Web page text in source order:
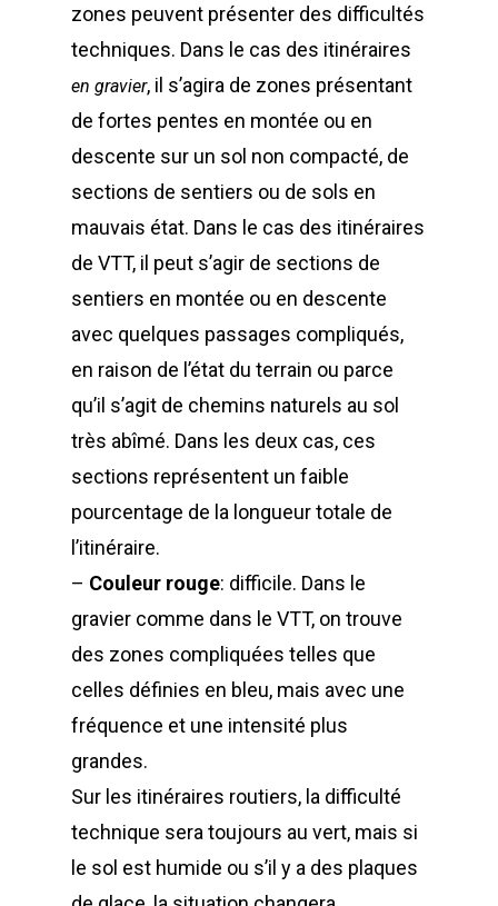
zones peuvent présenter des difficultés
techniques. Dans le cas des itinéraires
en gravier, il s’agira de zones présentant
de fortes pentes en montée ou en
descente sur un sol non compacté, de
sections de sentiers ou de sols en
mauvais état. Dans le cas des itinéraires
de VTT, il peut s’agir de sections de
sentiers en montée ou en descente
avec quelques passages compliqués,
en raison de l’état du terrain ou parce
qu’il s’agit de chemins naturels au sol
très abîmé. Dans les deux cas, ces
sections représentent un faible
pourcentage de la longueur totale de
l’itinéraire.
– Couleur rouge: difficile. Dans le
gravier comme dans le VTT, on trouve
des zones compliquées telles que
celles définies en bleu, mais avec une
fréquence et une intensité plus
grandes.
Sur les itinéraires routiers, la difficulté
technique sera toujours au vert, mais si
le sol est humide ou s’il y a des plaques